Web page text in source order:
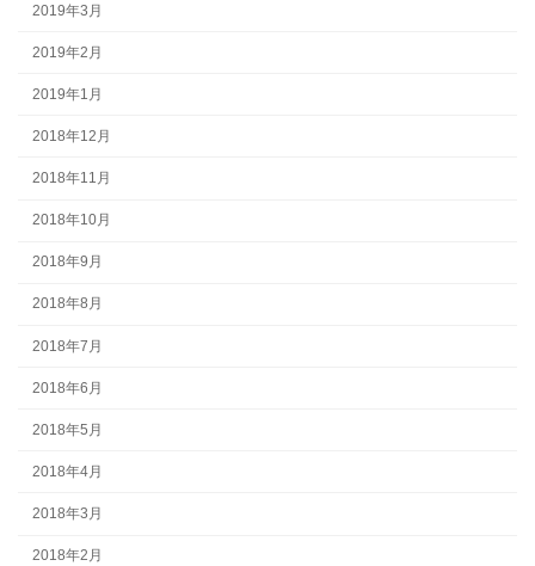
2019年3月
2019年2月
2019年1月
2018年12月
2018年11月
2018年10月
2018年9月
2018年8月
2018年7月
2018年6月
2018年5月
2018年4月
2018年3月
2018年2月